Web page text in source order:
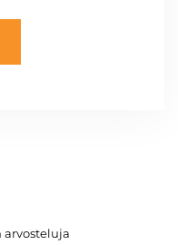
arvosteluja